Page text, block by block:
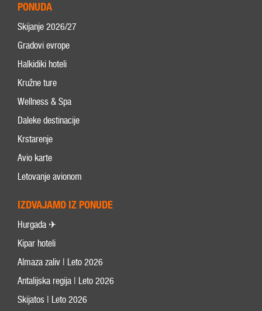
PONUDA
Skijanje 2026/27
Gradovi evrope
Halkidiki hoteli
Kružne ture
Wellness & Spa
Daleke destinacije
Krstarenje
Avio karte
Letovanje avionom
IZDVAJAMO IZ PONUDE
Hurgada ✈
Kipar hoteli
Almaza zaliv | Leto 2026
Antalijska regija | Leto 2026
Skijatos | Leto 2026